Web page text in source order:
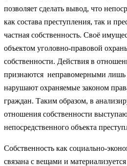
позволяет сделать вывод, что
как состава преступления, так и
частная собственность. Своё
объектом уголовно-правовой
собственности. Действия в
признаются неправомерными лишь
нарушают охраняемые законом
граждан. Таким образом, в
отношения собственности
непосредственного объекта
Собственность как социально-
связана с вещами и